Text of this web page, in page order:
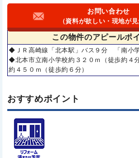
お問い合わせ
（資料が欲しい・現地が見
この物件のアピールポ
◆ＪＲ高崎線「北本駅」バス９分 「南小
◆北本市立南小学校約３２０ｍ（徒歩約４
約４５０ｍ（徒歩約６分）
おすすめポイント